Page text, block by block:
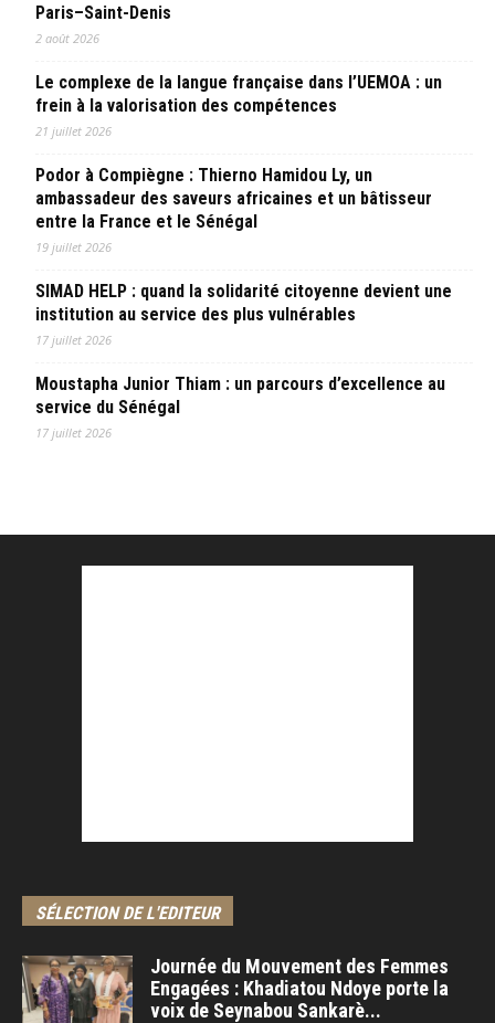
Paris–Saint-Denis
2 août 2026
Le complexe de la langue française dans l’UEMOA : un
frein à la valorisation des compétences
21 juillet 2026
Podor à Compiègne : Thierno Hamidou Ly, un
ambassadeur des saveurs africaines et un bâtisseur
entre la France et le Sénégal
19 juillet 2026
SIMAD HELP : quand la solidarité citoyenne devient une
institution au service des plus vulnérables
17 juillet 2026
Moustapha Junior Thiam : un parcours d’excellence au
service du Sénégal
17 juillet 2026
SÉLECTION DE L'EDITEUR
Journée du Mouvement des Femmes
Engagées : Khadiatou Ndoye porte la
voix de Seynabou Sankarè...